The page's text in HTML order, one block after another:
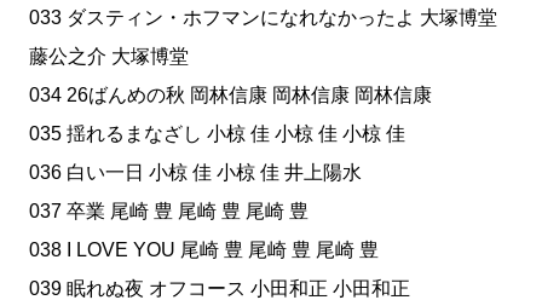
033 ダスティン・ホフマンになれなかったよ 大塚博堂
藤公之介 大塚博堂
034 26ばんめの秋 岡林信康 岡林信康 岡林信康
035 揺れるまなざし 小椋 佳 小椋 佳 小椋 佳
036 白い一日 小椋 佳 小椋 佳 井上陽水
037 卒業 尾崎 豊 尾崎 豊 尾崎 豊
038 I LOVE YOU 尾崎 豊 尾崎 豊 尾崎 豊
039 眠れぬ夜 オフコース 小田和正 小田和正